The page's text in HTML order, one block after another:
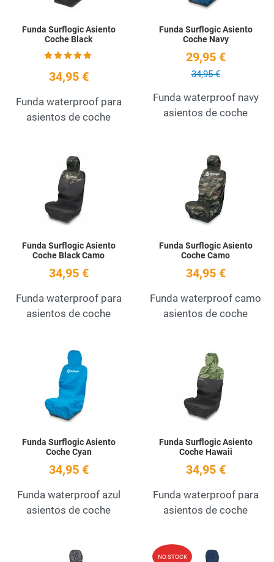
Funda Surflogic Asiento
Coche Black
34,95 €
Funda waterproof para
asientos de coche
Funda Surflogic Asiento
Coche Navy
29,95 €
34,95 €
Funda waterproof navy
asientos de coche
Funda Surflogic Asiento
Coche Black Camo
34,95 €
Funda waterproof para
asientos de coche
Funda Surflogic Asiento
Coche Camo
34,95 €
Funda waterproof camo
asientos de coche
Funda Surflogic Asiento
Coche Cyan
34,95 €
Funda waterproof azul
asientos de coche
Funda Surflogic Asiento
Coche Hawaii
34,95 €
Funda waterproof para
asientos de coche
Add to Wishlist
NO STOCK